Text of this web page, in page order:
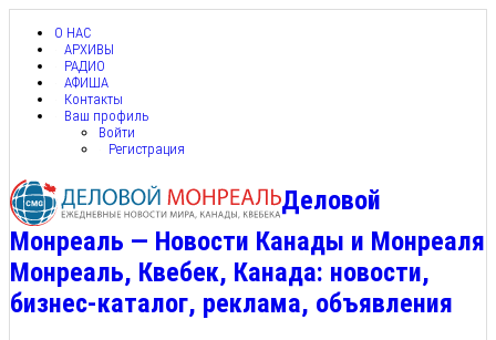
О НАС
АРХИВЫ
РАДИО
АФИША
Контакты
Ваш профиль
Войти
Регистрация
Деловой
Монреаль — Новости Канады и Монреаля
Монреаль, Квебек, Канада: новости,
бизнес-каталог, реклама, объявления